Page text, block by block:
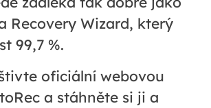
Recovery Wizard, který
99,7 %.
oficiální webovou
a stáhněte si ji a